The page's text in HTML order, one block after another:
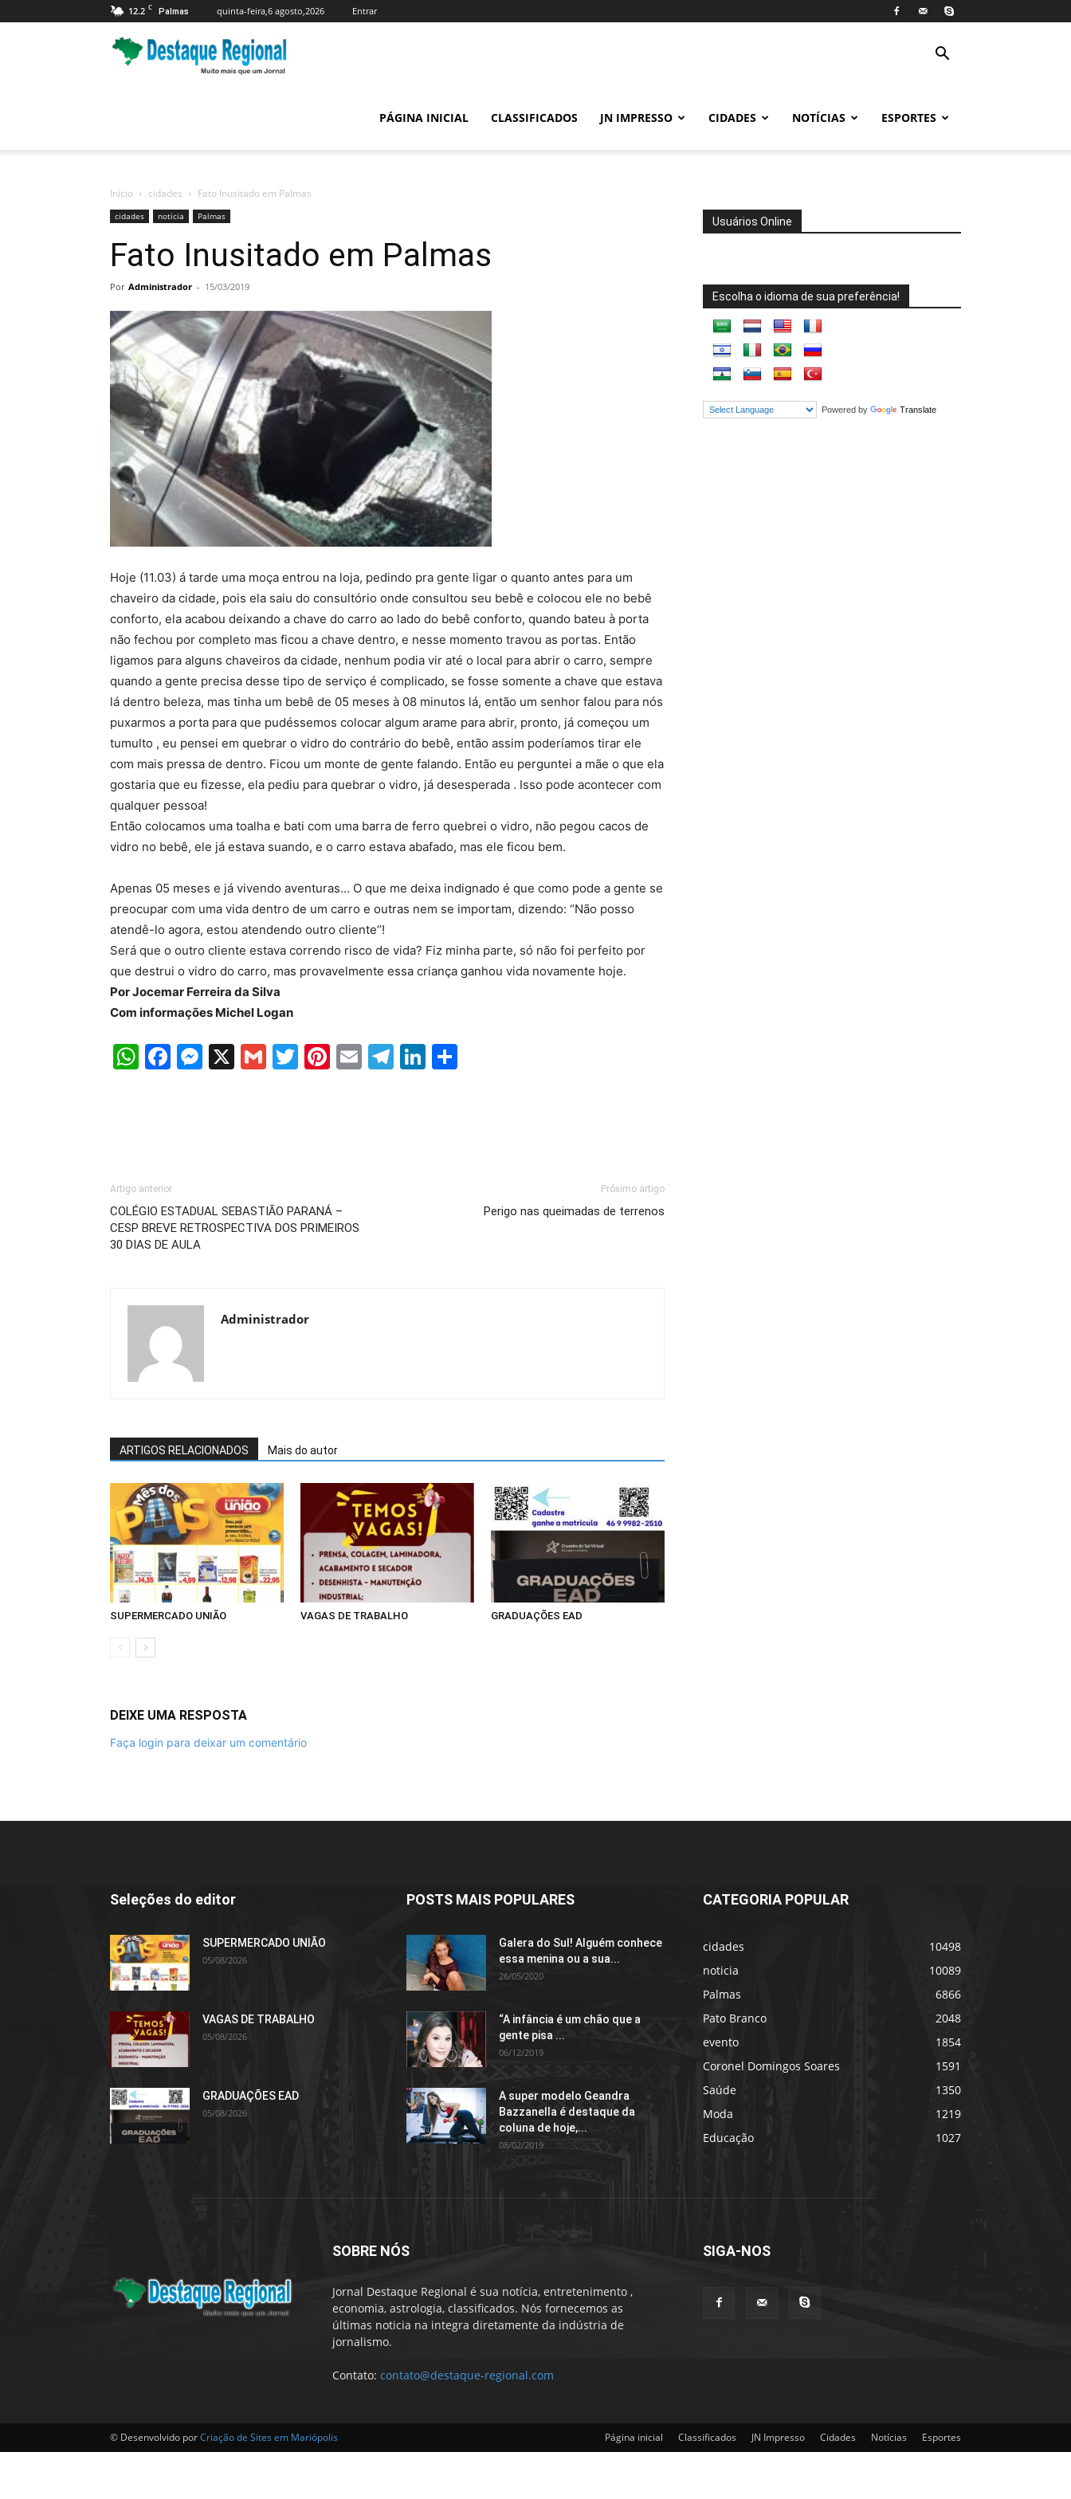
12.2 C Palmas quinta-feira,6 agosto,2026 Entrar
PÁGINA INICIAL CLASSIFICADOS JN IMPRESSO CIDADES NOTÍCIAS ESPORTES
Início cidades Fato Inusitado em Palmas
cidades noticia Palmas
Fato Inusitado em Palmas
Por Administrador - 15/03/2019
Hoje (11.03) á tarde uma moça entrou na loja, pedindo pra gente ligar o quanto antes para um
chaveiro da cidade, pois ela saiu do consultório onde consultou seu bebê e colocou ele no bebê
conforto, ela acabou deixando a chave do carro ao lado do bebê conforto, quando bateu à porta
não fechou por completo mas ficou a chave dentro, e nesse momento travou as portas. Então
ligamos para alguns chaveiros da cidade, nenhum podia vir até o local para abrir o carro, sempre
quando a gente precisa desse tipo de serviço é complicado, se fosse somente a chave que estava
lá dentro beleza, mas tinha um bebê de 05 meses à 08 minutos lá, então um senhor falou para nós
puxarmos a porta para que pudéssemos colocar algum arame para abrir, pronto, já começou um
tumulto , eu pensei em quebrar o vidro do contrário do bebê, então assim poderíamos tirar ele
com mais pressa de dentro. Ficou um monte de gente falando. Então eu perguntei a mãe o que ela
gostaria que eu fizesse, ela pediu para quebrar o vidro, já desesperada . Isso pode acontecer com
qualquer pessoa!
Então colocamos uma toalha e bati com uma barra de ferro quebrei o vidro, não pegou cacos de
vidro no bebê, ele já estava suando, e o carro estava abafado, mas ele ficou bem.
Apenas 05 meses e já vivendo aventuras… O que me deixa indignado é que como pode a gente se
preocupar com uma vida dentro de um carro e outras nem se importam, dizendo: ‘’Não posso
atendê-lo agora, estou atendendo outro cliente’’!
Será que o outro cliente estava correndo risco de vida? Fiz minha parte, só não foi perfeito por
que destrui o vidro do carro, mas provavelmente essa criança ganhou vida novamente hoje.
Por Jocemar Ferreira da Silva
Com informações Michel Logan
WhatsApp
Facebook
Messenger
X GmailTwitter
Pinterest
EmailTelegram
LinkedIn
Artigo anterior
COLÉGIO ESTADUAL SEBASTIÃO PARANÁ –
CESP BREVE RETROSPECTIVA DOS PRIMEIROS
30 DIAS DE AULA
Próximo artigo
Perigo nas queimadas de terrenos
Administrador
ARTIGOS RELACIONADOS Mais do autor
SUPERMERCADO UNIÃO VAGAS DE TRABALHO GRADUAÇÕES EAD
DEIXE UMA RESPOSTA
Faça login para deixar um comentário
Usuários Online
Escolha o idioma de sua preferência!
Powered by Translate
Seleções do editor
SUPERMERCADO UNIÃO
05/08/2026
VAGAS DE TRABALHO
05/08/2026
GRADUAÇÕES EAD
05/08/2026
POSTS MAIS POPULARES
Galera do Sul! Alguém conhece
essa menina ou a sua...
26/05/2020
“A infância é um chão que a
gente pisa ...
06/12/2019
A super modelo Geandra
Bazzanella é destaque da
coluna de hoje,...
08/02/2019
CATEGORIA POPULAR
cidades
10498
noticia
10089
Palmas
6866
Pato Branco
2048
evento
1854
Coronel Domingos Soares
1591
Saúde
1350
Moda
1219
Educação
1027
SOBRE NÓS
Jornal Destaque Regional é sua notícia, entretenimento ,
economia, astrologia, classificados. Nós fornecemos as
últimas noticia na integra diretamente da indústria de
jornalismo.
Contato: contato@destaque-regional.com
SIGA-NOS
Página inicial Classificados JN Impresso Cidades Notícias Esportes
© Desenvolvido porCriação de Sites em Mariópolis